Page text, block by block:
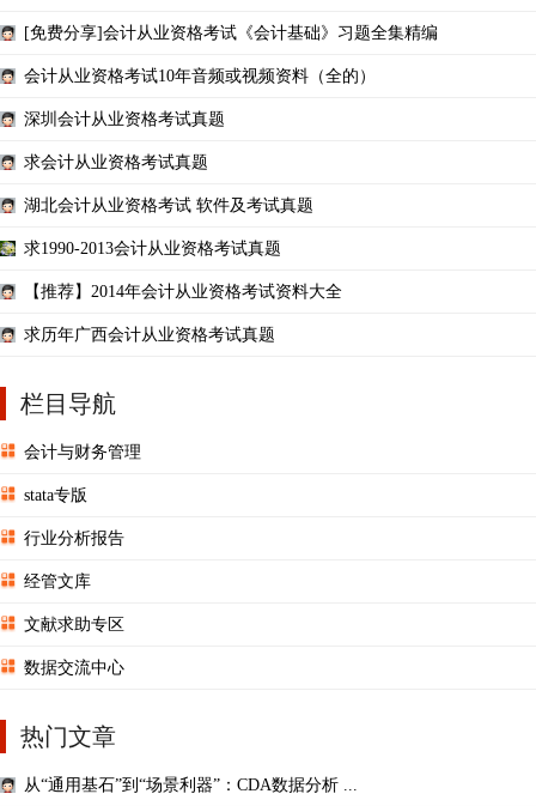
[免费分享]会计从业资格考试《会计基础》习题全集精编
会计从业资格考试10年音频或视频资料（全的）
深圳会计从业资格考试真题
求会计从业资格考试真题
湖北会计从业资格考试 软件及考试真题
求1990-2013会计从业资格考试真题
【推荐】2014年会计从业资格考试资料大全
求历年广西会计从业资格考试真题
栏目导航
会计与财务管理
stata专版
行业分析报告
经管文库
文献求助专区
数据交流中心
热门文章
从“通用基石”到“场景利器”：CDA数据分析 ...